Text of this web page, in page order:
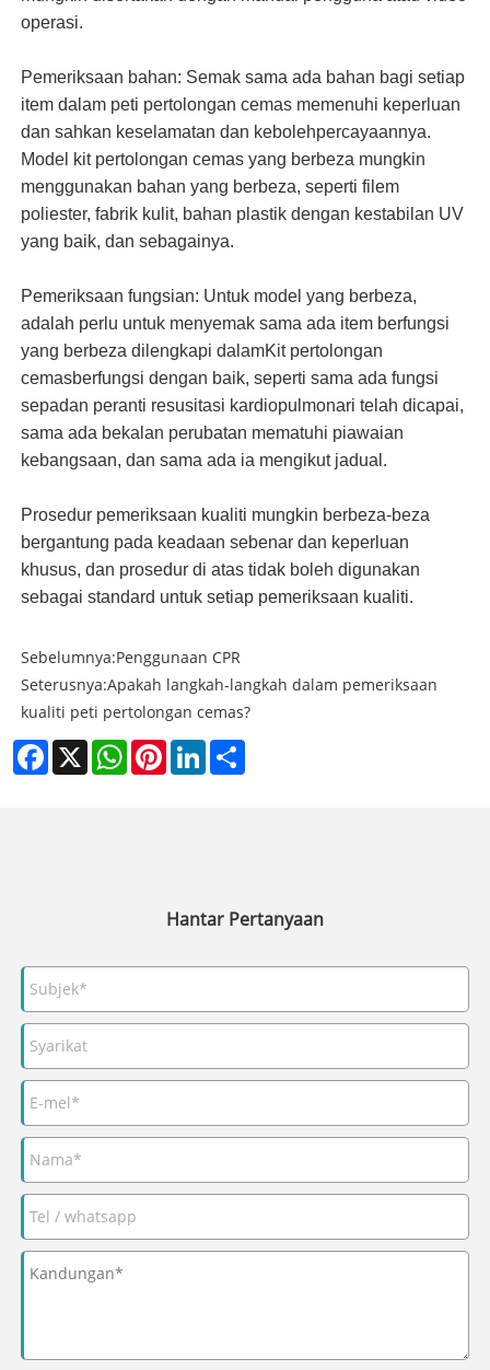
operasi.
Pemeriksaan bahan: Semak sama ada bahan bagi setiap
item dalam peti pertolongan cemas memenuhi keperluan
dan sahkan keselamatan dan kebolehpercayaannya.
Model kit pertolongan cemas yang berbeza mungkin
menggunakan bahan yang berbeza, seperti filem
poliester, fabrik kulit, bahan plastik dengan kestabilan UV
yang baik, dan sebagainya.
Pemeriksaan fungsian: Untuk model yang berbeza,
adalah perlu untuk menyemak sama ada item berfungsi
yang berbeza dilengkapi dalamKit pertolongan
cemasberfungsi dengan baik, seperti sama ada fungsi
sepadan peranti resusitasi kardiopulmonari telah dicapai,
sama ada bekalan perubatan mematuhi piawaian
kebangsaan, dan sama ada ia mengikut jadual.
Prosedur pemeriksaan kualiti mungkin berbeza-beza
bergantung pada keadaan sebenar dan keperluan
khusus, dan prosedur di atas tidak boleh digunakan
sebagai standard untuk setiap pemeriksaan kualiti.
Sebelumnya:Penggunaan CPR
Seterusnya:Apakah langkah-langkah dalam pemeriksaan
kualiti peti pertolongan cemas?
Facebook
X WhatsAppPinterestLinkedIn
Hantar Pertanyaan